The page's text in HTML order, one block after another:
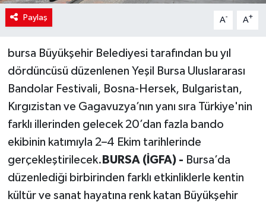
Paylaş A- A+
bursa Büyükşehir Belediyesi tarafından bu yıl
dördüncüsü düzenlenen Yeşil Bursa Uluslararası
Bandolar Festivali, Bosna-Hersek, Bulgaristan,
Kırgızistan ve Gagavuzya’nın yanı sıra Türkiye'nin
farklı illerinden gelecek 20’dan fazla bando
ekibinin katımıyla 2–4 Ekim tarihlerinde
gerçekleştirilecek. BURSA (İGFA) - Bursa’da
düzenlediği birbirinden farklı etkinliklerle kentin
kültür ve sanat hayatına renk katan Büyükşehir